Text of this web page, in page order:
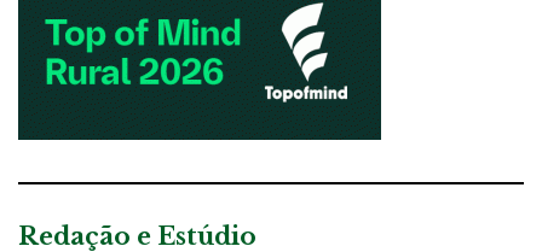
Redação e Estúdio